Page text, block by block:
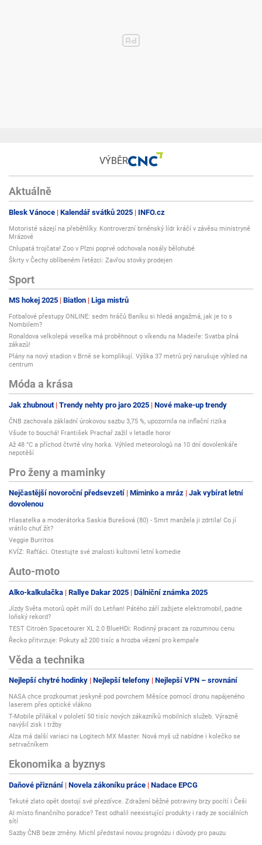
VÝBĚR
Aktuálně
Blesk Vánoce Kalendář svátků 2025 INFO.cz
Motoristé sázejí na přeběhlíky. Kontroverzní brněnský lídr kráčí v závěsu ministryně
Mrázové
Chlupatá trojčata! Zoo v Plzni poprvé odchovala nosály bělohubé
Škrty v Čechy oblíbeném řetězci: Zavřou stovky prodejen
Sport
MS hokej 2025 Biatlon Liga mistrů
Fotbalové přestupy ONLINE: sedm hráčů Baníku si hledá angažmá, jak je to s
Nombilem?
Ronaldova velkolepá veselka má proběhnout o víkendu na Madeiře: Svatba plná
zákazů!
Plány na nový stadion v Brně se komplikují. Výška 37 metrů prý narušuje výhled na
centrum
Móda a krása
Jak zhubnout Trendy nehty pro jaro 2025 Nové make-up trendy
ČNB zachovala základní úrokovou sazbu 3,75 %, upozornila na inflační rizika
Všude to bouchá! František Prachař zažil v letadle horor
Až 48 °C a příchod čtvrté vlny horka. Výhled meteorologů na 10 dní dovolenkáře
nepotěší
Pro ženy a maminky
Nejčastější novoroční předsevzetí Miminko a mráz Jak vybírat letní
dovolenou
Hlasatelka a moderátorka Saskia Burešová (80) - Smrt manžela ji zdrtila! Co jí
vrátilo chuť žít?
Veggie Burritos
KVÍZ: Rafťáci. Otestujte své znalosti kultovní letní komedie
Auto-moto
Alko-kalkulačka Rallye Dakar 2025 Dálniční známka 2025
Jízdy Světa motorů opět míří do Letňan! Pátého září zažijete elektromobil, padne
loňský rekord?
TEST Citroën Spacetourer XL 2.0 BlueHDi: Rodinný pracant za rozumnou cenu
Řecko přitvrzuje: Pokuty až 200 tisíc a hrozba vězení pro kempaře
Věda a technika
Nejlepší chytré hodinky Nejlepší telefony Nejlepší VPN – srovnání
NASA chce prozkoumat jeskyně pod povrchem Měsíce pomocí dronu napájeného
laserem přes optické vlákno
T-Mobile přilákal v pololetí 50 tisíc nových zákazníků mobilních služeb. Výrazně
navýšil zisk i tržby
Alza má další variaci na Logitech MX Master. Nová myš už nabídne i kolečko se
setrvačníkem
Ekonomika a byznys
Daňové přiznání Novela zákoníku práce Nadace EPCG
Tekuté zlato opět dostojí své přezdívce. Zdražení běžné potraviny brzy pocítí i Češi
AI místo finančního poradce? Test odhalil neexistující produkty i rady ze sociálních
sítí
Sazby ČNB beze změny. Michl představí novou prognózu i důvody pro pauzu